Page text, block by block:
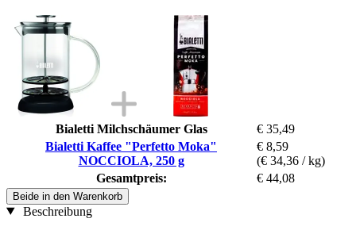
Bialetti Milchschäumer Glas
€ 35,49
Bialetti Kaffee "Perfetto Moka"
NOCCIOLA, 250 g
€ 8,59
(€ 34,36 / kg)
Gesamtpreis:
€ 44,08
Beide in den Warenkorb
Beschreibung